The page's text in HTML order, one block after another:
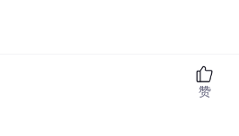
赞